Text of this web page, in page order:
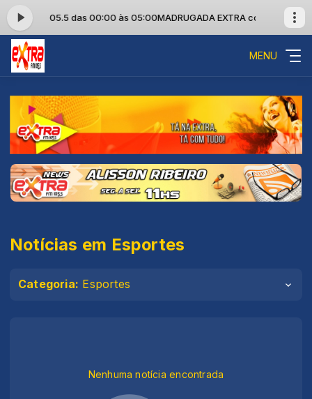
FM 105.5 das 00:00 às 05:00MADRUGADA EXTRA com EXTRA
MENU
Notícias em Esportes
Categoria: Esportes
Nenhuma notícia encontrada